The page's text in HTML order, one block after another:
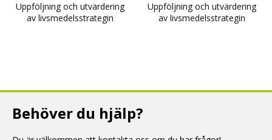
Uppföljning och utvärdering
av livsmedelsstrategin
Uppföljning och utvärdering
av livsmedelsstrategin
Behöver du hjälp?